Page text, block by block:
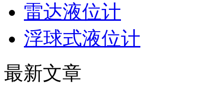
雷达液位计
浮球式液位计
最新文章